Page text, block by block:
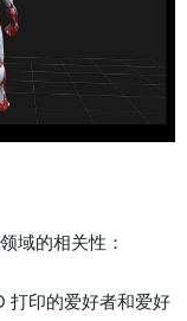
域的相关性：
打印的爱好者和爱好